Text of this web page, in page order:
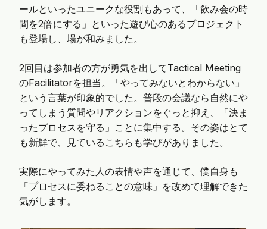
ールといったユニークな役割もあって、「飲み会の時
間を2倍にする」といった遊び心のあるプロジェクト
も登場し、場が和みました。
2回目は参加者の方が勇気を出してTactical Meeting
のFacilitatorを担当。「やってみないとわからない」
という言葉が印象的でした。普段の会議なら自然にや
ってしまう質問やリアクションをぐっと抑え、「決ま
ったプロセスを守る」ことに集中する。その姿はとて
も新鮮で、見ているこちらも学びがありました。
実際にやってみた人の表情や声を通じて、僕自身も
「プロセスに委ねることの意味」を改めて理解できた
気がします。